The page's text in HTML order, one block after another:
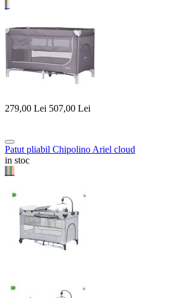
279,00 Lei 507,00 Lei
Patut pliabil Chipolino Ariel cloud
in stoc